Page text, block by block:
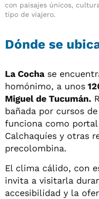
con paisajes únicos,
tipo de viajero.
Dónde se
La Cochase
homónimo, a unos
Miguel de Tucumán.
bañada por cursos
funciona como
Calchaquíes y otras
precolombina.
El clima cálido, con
invita a visitarla
accesibilidad y la